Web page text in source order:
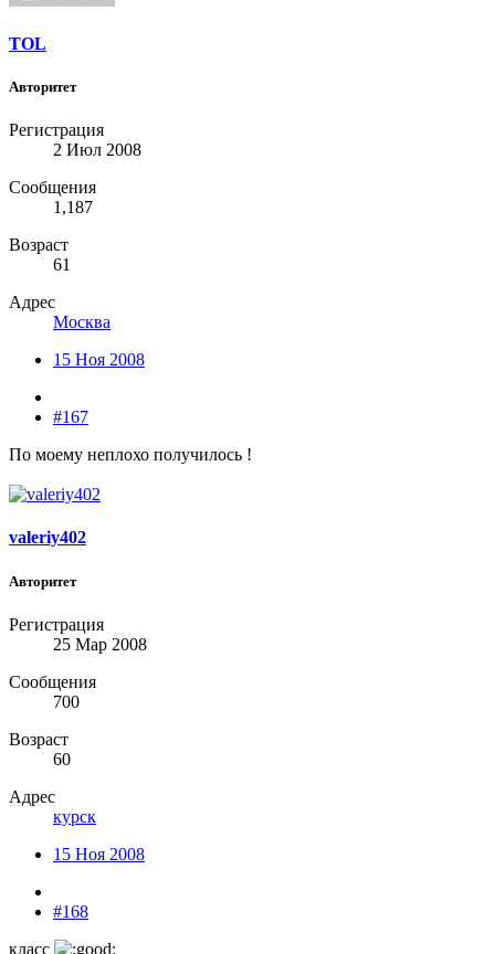
TOL
Авторитет
Регистрация
2 Июл 2008
Сообщения
1,187
Возраст
61
Адрес
Москва
15 Ноя 2008
#167
По моему неплохо получилось !
valeriy402
Авторитет
Регистрация
25 Мар 2008
Сообщения
700
Возраст
60
Адрес
курск
15 Ноя 2008
#168
класс